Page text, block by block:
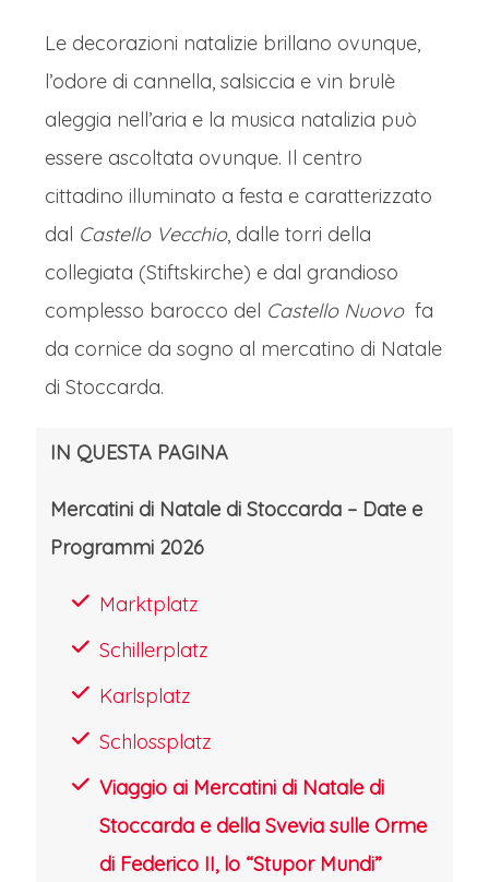
lago si mescola ai dolci profumi del
Glühwein, delle mele caramellate e
delle salsicce arrosto, creando un
bouquet sensoriale inconfondibile.
L'artigianato locale riflette la cultura
lacustre, con decorazioni a tema
nautico affiancate dalle tradizionali
stelle di paglia e dai Schwibbogen. La
vista è spettacolare: le montagne
svizzere fanno da cornice nebbiosa
porto, illuminati, vegliano silenziosi sulla
festa. Arrivare a bordo di un battello
serale completa l'esperienza,
luogo fuori dal tempo, dove la
tradizione natalizia incontra il
romantico charme di un borgo da
favola.
STOCCARDA E IL MERCATINO DI
NATALE PIU’ GRANDE D’EUROPA
Le decorazioni natalizie brillano ovunque,
l’odore di cannella, salsiccia e vin brulè
aleggia nell’aria e la musica natalizia può
essere ascoltata ovunque. Il centro
cittadino illuminato a festa e caratterizzato
dal Castello Vecchio, dalle torri della
collegiata (Stiftskirche) e dal grandioso
complesso barocco del Castello Nuovo fa
da cornice da sogno al mercatino di Natale
di Stoccarda.
IN QUESTA PAGINA
Mercatini di Natale di Stoccarda – Date e
Programmi 2026
Marktplatz
Schillerplatz
Karlsplatz
Schlossplatz
Viaggio ai Mercatini di Natale di
Stoccarda e della Svevia sulle Orme
di Federico II, lo “Stupor Mundi”